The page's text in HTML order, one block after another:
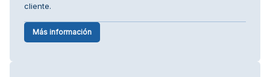
cliente.
Más información